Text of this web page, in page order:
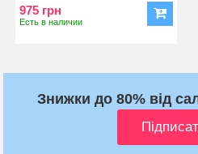
975 грн
Есть в наличии
Знижки до 80% від